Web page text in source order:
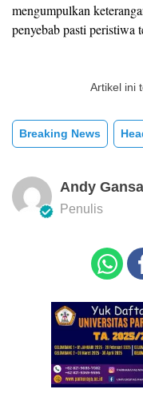
mengumpulkan
penyebab pasti peristiwa
Artikel ini
Breaking News
Andy
Penulis